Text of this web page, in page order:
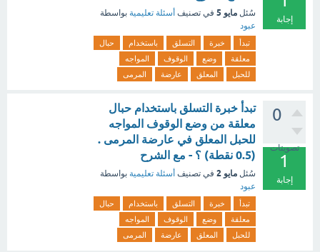
إجابة
سُئل مايو 5 في تصنيف أسئلة تعليمية بواسطة
عبود
تبدأ خبرة التسلق باستخدام
حبال
معلقة
وضع الوقوف
المواجه
للحبل
المعلق عارضة المرمى
0
تصويتات
1
إجابة
تبدأ خبرة التسلق باستخدام حبال
معلقة من وضع الوقوف المواجه
للحبل المعلق في عارضة المرمى .
(0.5 نقطة) ؟ - مع الشرح
سُئل مايو 2 في تصنيف أسئلة تعليمية بواسطة
عبود
تبدأ خبرة التسلق باستخدام
حبال
معلقة
وضع الوقوف
المواجه
للحبل
المعلق عارضة المرمى